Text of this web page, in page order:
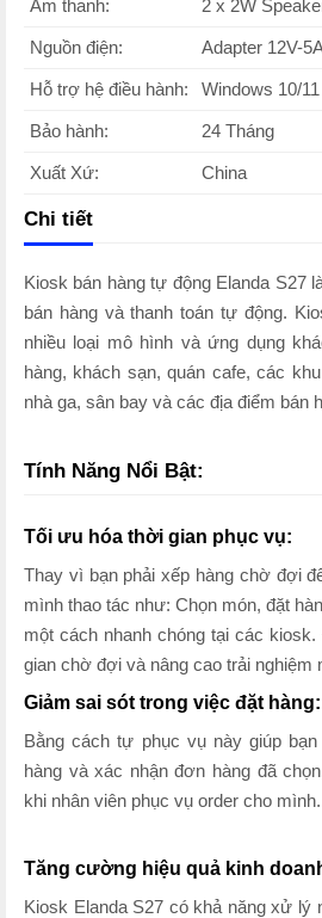
Âm thanh: 2 x 2W
Nguồn điện: Adapter 12V-
Hỗ trợ hệ điều hành: Windows 10/11
Bảo hành: 24 Tháng
Xuất Xứ: China
Chi tiết
Kiosk bán hàng tự động Elanda S27
bán hàng và thanh toán tự động.
nhiều loại mô hình và ứng dụng
hàng, khách sạn, quán cafe, các
nhà ga, sân bay và các địa điểm bán
Tính Năng Nổi Bật:
Tối ưu hóa thời gian phục vụ:
Thay vì bạn phải xếp hàng chờ đợi
mình thao tác như: Chọn món, đặt
một cách nhanh chóng tại các
gian chờ đợi và nâng cao trải nghiệm
Giảm sai sót trong việc đặt hàng:
Bằng cách tự phục vụ này giúp
hàng và xác nhận đơn hàng đã
khi nhân viên phục vụ order cho mình.
Tăng cường hiệu quả kinh
Kiosk Elanda S27 có khả năng xử lý